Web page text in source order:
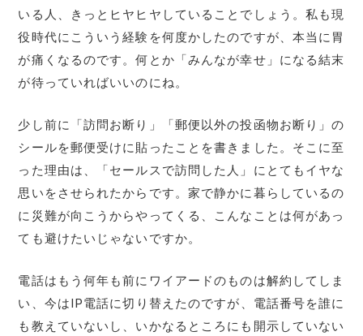
いる人、きっとヒヤヒヤしていることでしょう。私も現
役時代にこういう経験を何度かしたのですが、本当に胃
が痛くなるのです。何とか「みんなが幸せ」になる結末
が待っていればいいのにね。
少し前に「訪問お断り」「郵便以外の投函物お断り」の
シールを郵便受けに貼ったことを書きました。そこに至
った理由は、「セールスで訪問した人」にとてもイヤな
思いをさせられたからです。家で静かに暮らしているの
に災難が向こうからやってくる、こんなことは何があっ
ても避けたいじゃないですか。
電話はもう何年も前にワイアードのものは解約してしま
い、今はIP電話に切り替えたのですが、電話番号を誰に
も教えていないし、いかなるところにも開示していない